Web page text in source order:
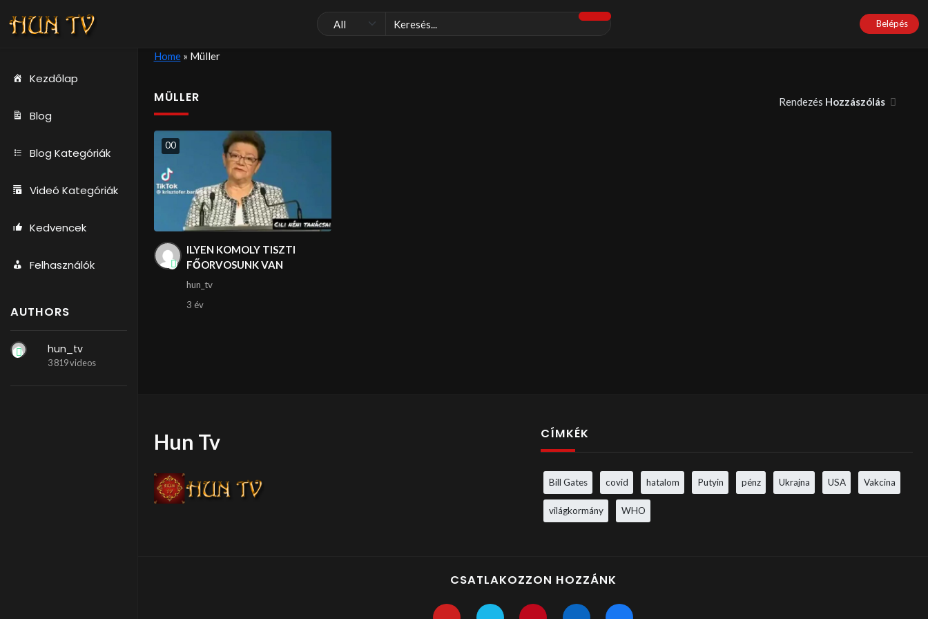
Belépés
Kezdőlap
Blog
Blog Kategóriák
Videó Kategóriák
Kedvencek
Felhasználók
AUTHORS
hun_tv
3 819 videos
Home» Müller
MÜLLER Rendezés Hozzászólás
00
ILYEN KOMOLY TISZTI
FŐORVOSUNK VAN
hun_tv
3 év
Hun Tv CÍMKÉK
Bill Gates covid hatalom Putyin pénz Ukrajna USA Vakcina
világkormány WHO
CSATLAKOZZON HOZZÁNK